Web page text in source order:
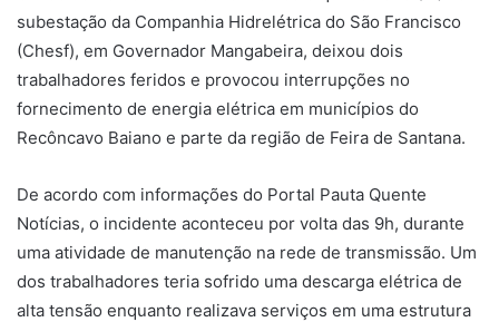
subestação da Companhia Hidrelétrica do São Francisco
(Chesf), em Governador Mangabeira, deixou dois
trabalhadores feridos e provocou interrupções no
fornecimento de energia elétrica em municípios do
Recôncavo Baiano e parte da região de Feira de Santana.
De acordo com informações do Portal Pauta Quente
Notícias, o incidente aconteceu por volta das 9h, durante
uma atividade de manutenção na rede de transmissão. Um
dos trabalhadores teria sofrido uma descarga elétrica de
alta tensão enquanto realizava serviços em uma estrutura